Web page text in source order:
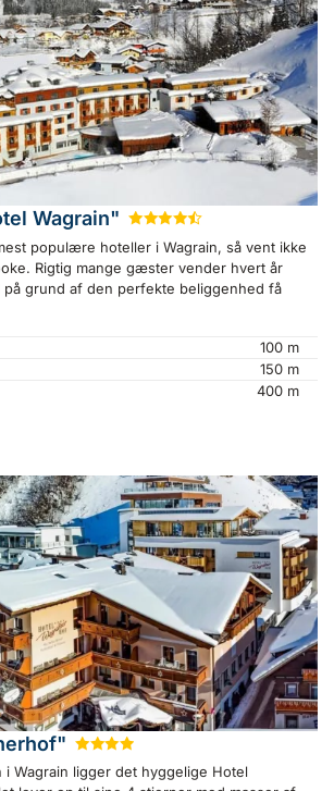
Wagrain" ★★★★
populære hoteller i Wagrain, så vent ikke
Rigtig mange gæster vender hvert år
grund af den perfekte beliggenhed få
100 m
150 m
400 m
★★★
i Wagrain ligger det hyggelige Hotel